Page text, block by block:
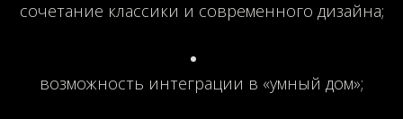
сочетание классики и современного дизайна;
возможность интеграции в «умный дом»;